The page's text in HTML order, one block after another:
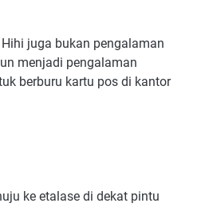
juga bukan pengalaman
menjadi pengalaman
berburu kartu pos di kantor
ke etalase di dekat pintu